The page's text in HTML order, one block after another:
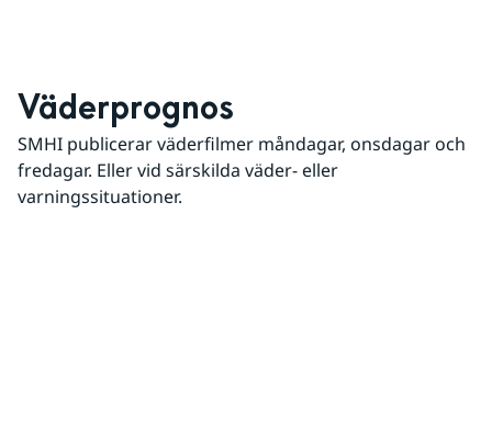
Väderprognos
SMHI publicerar väderfilmer måndagar, onsdagar och
fredagar. Eller vid särskilda väder- eller
varningssituationer.